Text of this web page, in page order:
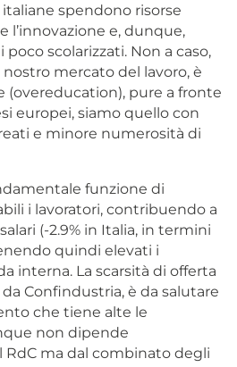
spendono risorse
l’innovazione e, dunque,
scolarizzati. Non a caso,
mercato del lavoro, è
(overeducation), pure a fronte
europei, siamo quello con
e minore numerosità di
funzione di
i lavoratori, contribuendo a
(-2.9% in Italia, in termini
quindi elevati i
interna. La scarsità di offerta
Confindustria, è da salutare
che tiene alte le
non dipende
ma dal combinato degli